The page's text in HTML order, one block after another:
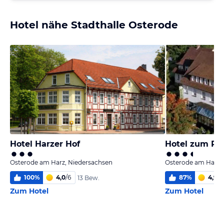
Hotel nähe Stadthalle Osterode
Hotel Harzer Hof
Osterode am Harz, Niedersachsen
100% 4,0/6 13 Bew.
Zum Hotel
Hotel zum
Osterode am Harz,
87% 4,9
Zum Hotel